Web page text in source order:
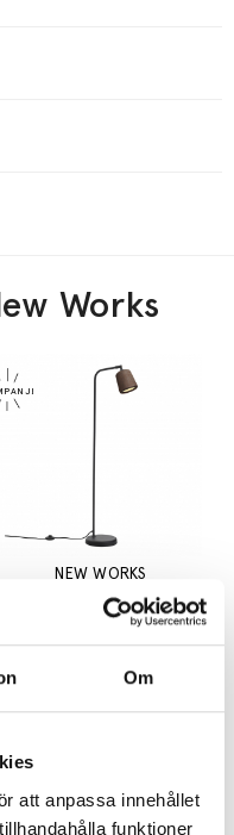
Om
att anpassa innehållet
funktioner
Works
NEW WORKS
Material Golvlampa Smoked Oak
4609 kr